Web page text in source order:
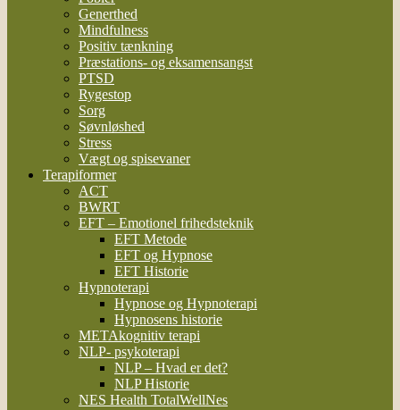
Generthed
Mindfulness
Positiv tænkning
Præstations- og eksamensangst
PTSD
Rygestop
Sorg
Søvnløshed
Stress
Vægt og spisevaner
Terapiformer
ACT
BWRT
EFT – Emotionel frihedsteknik
EFT Metode
EFT og Hypnose
EFT Historie
Hypnoterapi
Hypnose og Hypnoterapi
Hypnosens historie
METAkognitiv terapi
NLP- psykoterapi
NLP – Hvad er det?
NLP Historie
NES Health TotalWellNes